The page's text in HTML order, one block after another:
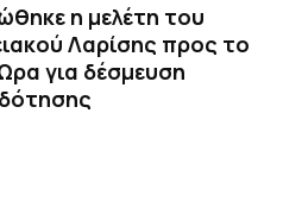
η μελέτη του
Λαρίσης προς το
για δέσμευση